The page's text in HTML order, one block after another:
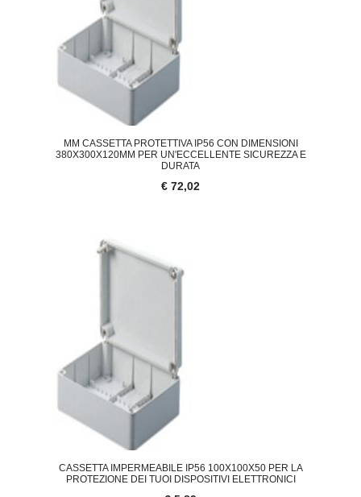
MM CASSETTA PROTETTIVA IP56 CON DIMENSIONI
380X300X120MM PER UN'ECCELLENTE SICUREZZA E
DURATA
€ 72,02
CASSETTA IMPERMEABILE IP56 100X100X50 PER LA
PROTEZIONE DEI TUOI DISPOSITIVI ELETTRONICI